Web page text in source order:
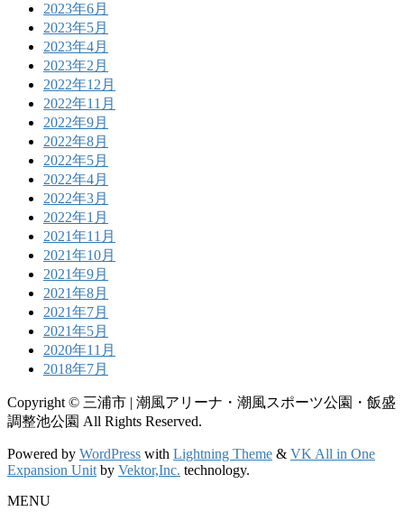
2023年6月
2023年5月
2023年4月
2023年2月
2022年12月
2022年11月
2022年9月
2022年8月
2022年5月
2022年4月
2022年3月
2022年1月
2021年11月
2021年10月
2021年9月
2021年8月
2021年7月
2021年5月
2020年11月
2018年7月
Copyright © 三浦市 | 潮風アリーナ・潮風スポーツ公園・飯盛
調整池公園 All Rights Reserved.
Powered by WordPress with Lightning Theme & VK All in One
Expansion Unit by Vektor,Inc. technology.
MENU